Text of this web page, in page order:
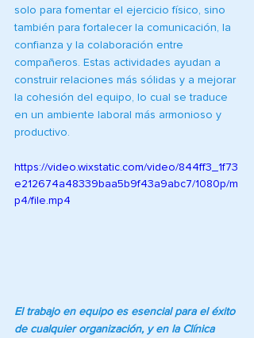
solo para fomentar el ejercicio físico, sino
también para fortalecer la comunicación, la
confianza y la colaboración entre
compañeros. Estas actividades ayudan a
construir relaciones más sólidas y a mejorar
la cohesión del equipo, lo cual se traduce
en un ambiente laboral más armonioso y
productivo.
https://video.wixstatic.com/video/844ff3_1f73
e212674a48339baa5b9f43a9abc7/1080p/m
p4/file.mp4
El trabajo en equipo es esencial para el éxito
de cualquier organización, y en la Clínica